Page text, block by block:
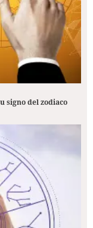
signo del zodiaco